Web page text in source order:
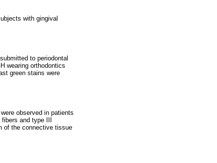
with gingival
to periodontal
wearing orthodontics
green stains were
observed in patients
and type III
of the connective tissue